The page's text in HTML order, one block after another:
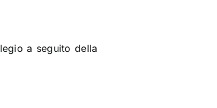
a seguito della